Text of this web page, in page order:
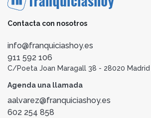
Contacta con nosotros
info@franquiciashoy.es
911 592 106
C/Poeta Joan Maragall 38 - 28020 Madrid
Agenda una llamada
aalvarez@franquiciashoy.es
602 254 858